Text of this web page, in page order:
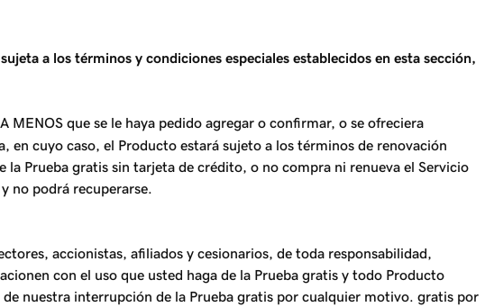
a los términos y condiciones especiales establecidos en esta sección,
MENOS que se le haya pedido agregar o confirmar, o se ofreciera
cuyo caso, el Producto estará sujeto a los términos de renovación
Prueba gratis sin tarjeta de crédito, o no compra ni renueva el Servicio
no podrá recuperarse.
accionistas, afiliados y cesionarios, de toda responsabilidad,
con el uso que usted haga de la Prueba gratis y todo Producto
nuestra interrupción de la Prueba gratis por cualquier motivo. gratis por